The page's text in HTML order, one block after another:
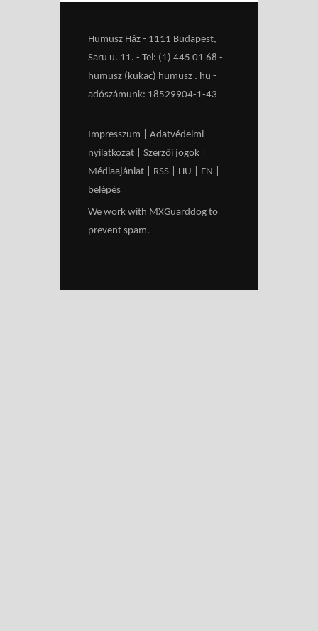
Humusz Ház - 1111 Budapest,
Saru u. 11. - Tel: (1) 445 01 68 -
humusz (kukac) humusz . hu -
adószámunk: 18529904-1-43
Impresszum
Adatvédelmi
nyilatkozat
Szerzői jogok
Médiaajánlat
RSS HU EN
belépés
We work with MXGuarddog to
prevent spam.